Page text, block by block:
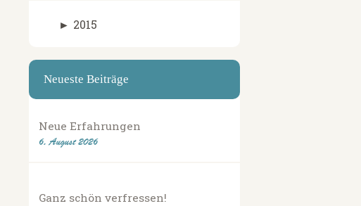
► 2015
Neueste Beiträge
Neue Erfahrungen
6. August 2026
Ganz schön verfressen!